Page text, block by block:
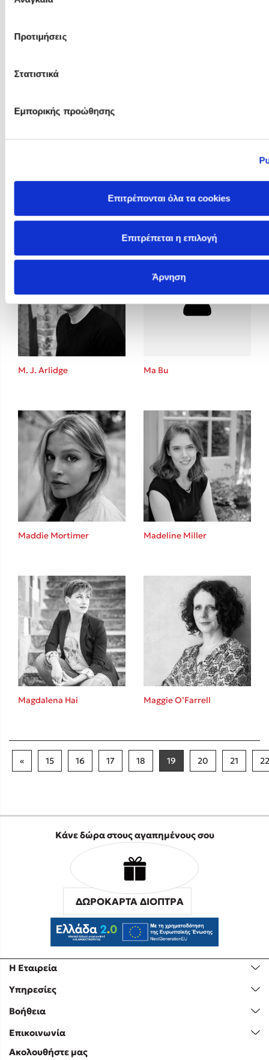
Προτιμήσεις
Στατιστικά
Εμπορικής προώθησης
Επιτρέπονται όλα τα cookies
Επιτρέπεται η επιλογή
Άρνηση
Lucinda Riley
Lucy Brownridge
M. J. Arlidge Ma Bu
Maddie Mortimer Madeline Miller
Magdalena Hai Maggie O’Farrell
« 15 16 17 18 19 20 21 22
Η Εταιρεία
Υπηρεσίες
Βοήθεια
Επικοινωνία
Κάνε δώρα στους αγαπημένους σου
ΔΩΡΟΚΑΡΤΑ ΔΙΟΠΤΡΑ
Ακολουθήστε μας